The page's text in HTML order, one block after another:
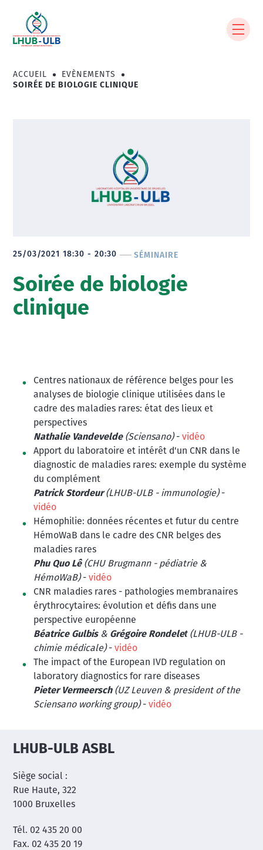
contenu
principal
Fil
ACCUEIL
EVÈNEMENTS
SOIRÉE DE BIOLOGIE CLINIQUE
25/03/2021 18:30 - 20:30 SÉMINAIRE
Soirée de biologie
clinique
Centres nationaux de référence belges pour les
analyses de biologie clinique utilisées dans le
cadre des maladies rares: état des lieux et
perspectives
Nathalie Vandevelde(Sciensano)-vidéo
Apport du laboratoire et intérêt d'un CNR dans le
diagnostic de maladies rares: exemple du système
du complément
Patrick Stordeur(LHUB-ULB - immunologie)-
vidéo
Hémophilie: données récentes et futur du centre
HémoWaB dans le cadre des CNR belges des
maladies rares
Phu Quo Lê(CHU Brugmann - pédiatrie &
HémoWaB)-vidéo
CNR maladies rares - pathologies membranaires
érythrocytaires: évolution et défis dans une
perspective européenne
Béatrice Gulbis& Grégoire Rondelet​(LHUB-ULB -
chimie médicale)-vidéo
The impact of the European IVD regulation on
laboratory diagnostics for rare diseases
Pieter Vermeersch(UZ Leuven & president of the
Sciensano working group)-vidéo
LHUB-ULB ASBL
Siège social :
Rue Haute, 322
1000 Bruxelles
Tél. 02 435 20 00
Fax. 02 435 20 19